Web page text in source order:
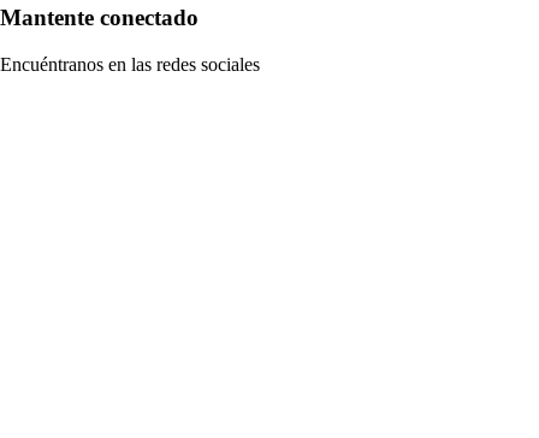
Mantente conectado
Encuéntranos en las redes sociales